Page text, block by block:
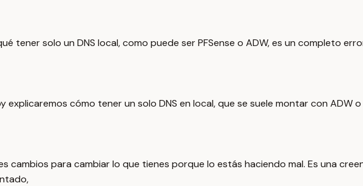
tener solo un DNS local, como puede ser PFSense o ADW, es un completo
explicaremos cómo tener un solo DNS en local, que se suele montar con ADW
cambios para cambiar lo que tienes porque lo estás haciendo mal. Es una